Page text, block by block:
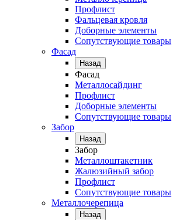
Профлист
Фальцевая кровля
Доборные элементы
Сопутствующие товары
Фасад
Назад
Фасад
Металлосайдинг
Профлист
Доборные элементы
Сопутствующие товары
Забор
Назад
Забор
Металлоштакетник
Жалюзийный забор
Профлист
Сопутствующие товары
Металлочерепица
Назад